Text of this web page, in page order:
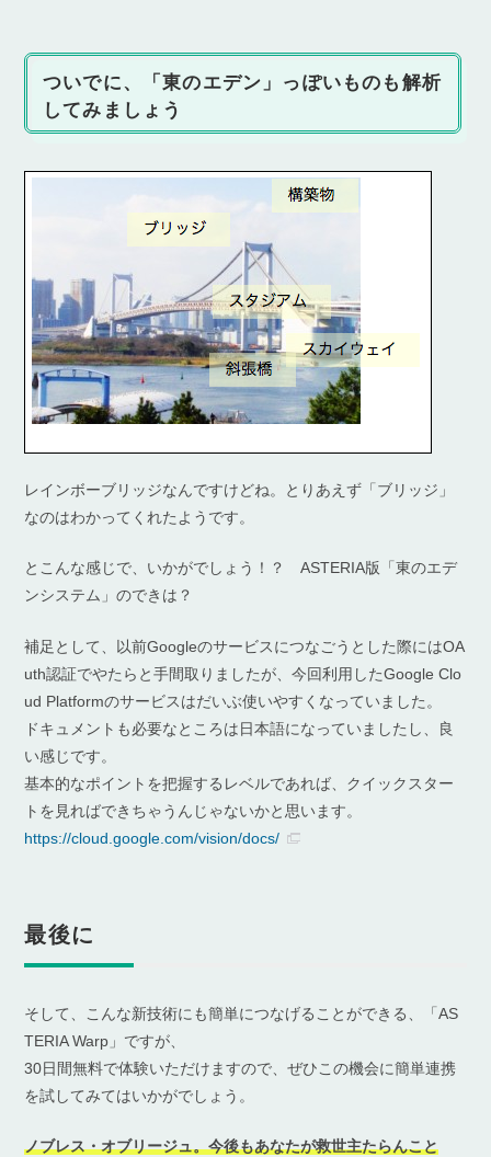
ついでに、「東のエデン」っぽいものも解析
してみましょう
レインボーブリッジなんですけどね。とりあえず「ブリッジ」
なのはわかってくれたようです。
とこんな感じで、いかがでしょう！？ ASTERIA版「東のエデ
ンシステム」のできは？
補足として、以前Googleのサービスにつなごうとした際にはOA
uth認証でやたらと手間取りましたが、今回利用したGoogle Clo
ud Platformのサービスはだいぶ使いやすくなっていました。
ドキュメントも必要なところは日本語になっていましたし、良
い感じです。
基本的なポイントを把握するレベルであれば、クイックスター
トを見ればできちゃうんじゃないかと思います。
https://cloud.google.com/vision/docs/
最後に
そして、こんな新技術にも簡単につなげることができる、「AS
TERIA Warp」ですが、
30日間無料で体験いただけますので、ぜひこの機会に簡単連携
を試してみてはいかがでしょう。
ノブレス・オブリージュ。今後もあなたが救世主たらんこと